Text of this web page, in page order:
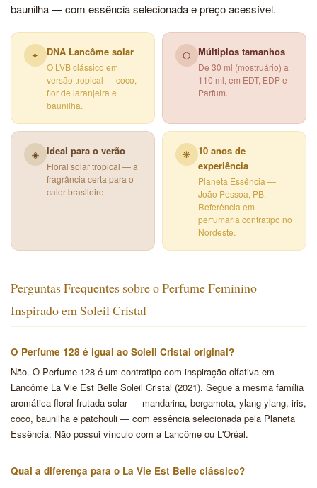
baunilha — com essência selecionada e preço acessível.
✦ DNA Lancôme solar
O LVB clássico em
versão tropical — coco,
flor de laranjeira e
baunilha.
⬡ Múltiplos tamanhos
De 30 ml (mostruário) a
110 ml, em EDT, EDP e
Parfum.
◈ Ideal para o verão
Floral solar tropical — a
fragrância certa para o
calor brasileiro.
❋ 10 anos de
experiência
Planeta Essência —
João Pessoa, PB.
Referência em
perfumaria contratipo no
Nordeste.
Perguntas Frequentes sobre o Perfume Feminino
Inspirado em Soleil Cristal
O Perfume 128 é igual ao Soleil Cristal original?
Não. O Perfume 128 é um contratipo com inspiração olfativa em
Lancôme La Vie Est Belle Soleil Cristal (2021). Segue a mesma família
aromática floral frutada solar — mandarina, bergamota, ylang-ylang, iris,
coco, baunilha e patchouli — com essência selecionada pela Planeta
Essência. Não possui vínculo com a Lancôme ou L'Oréal.
Qual a diferença para o La Vie Est Belle clássico?